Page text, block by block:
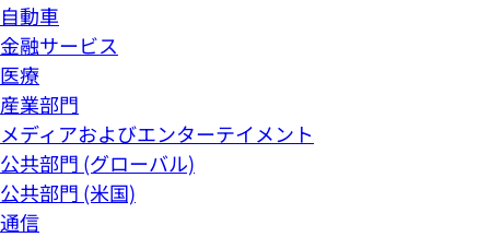
自動車
金融サービス
医療
産業部門
メディアおよびエンターテイメント
公共部門 (グローバル)
公共部門 (米国)
通信